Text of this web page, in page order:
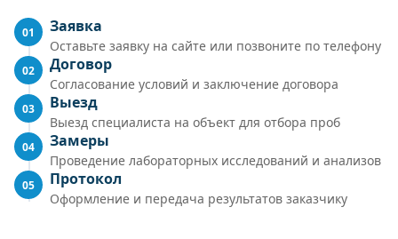
01 Заявка
Оставьте заявку на сайте или позвоните по телефону
02 Договор
Согласование условий и заключение договора
03 Выезд
Выезд специалиста на объект для отбора проб
04 Замеры
Проведение лабораторных исследований и анализов
05 Протокол
Оформление и передача результатов заказчику